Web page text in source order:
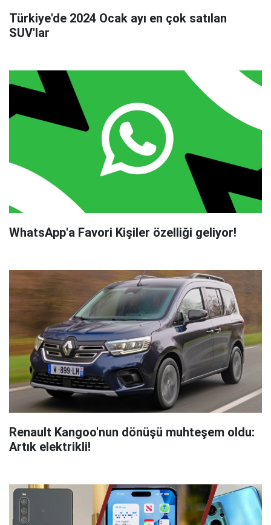
Türkiye'de 2024 Ocak ayı en çok satılan
SUV'lar
WhatsApp'a Favori Kişiler özelliği geliyor!
Renault Kangoo'nun dönüşü muhteşem oldu:
Artık elektrikli!